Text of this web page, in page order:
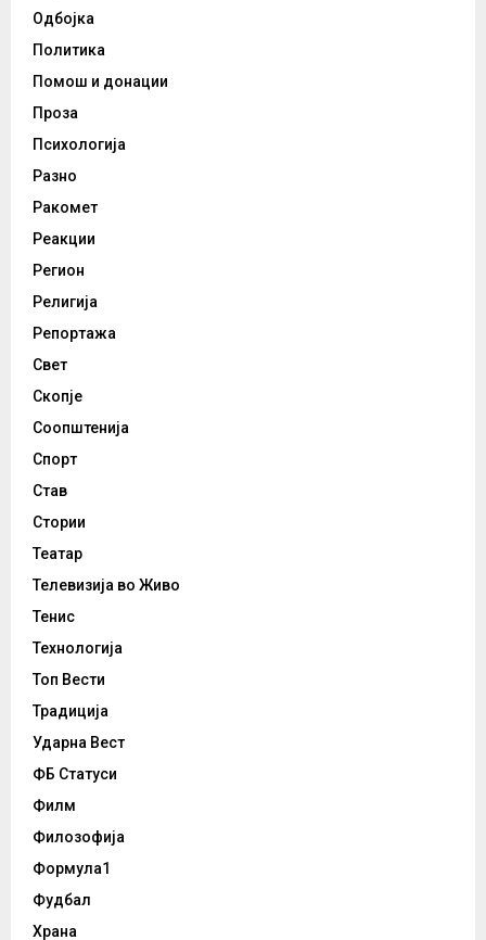
Одбојка
Политика
Помош и донации
Проза
Психологија
Разно
Ракомет
Реакции
Регион
Религија
Репортажа
Свет
Скопје
Соопштенија
Спорт
Став
Стории
Театар
Телевизија во Живо
Тенис
Технологија
Топ Вести
Традиција
Ударна Вест
ФБ Статуси
Филм
Филозофија
Формула1
Фудбал
Храна